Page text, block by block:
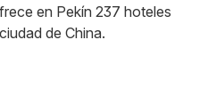
en Pekín 237 hoteles
de China.